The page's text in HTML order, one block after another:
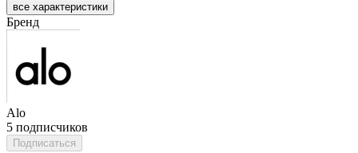
все характеристики
Бренд
Alo
5 подписчиков
Подписаться